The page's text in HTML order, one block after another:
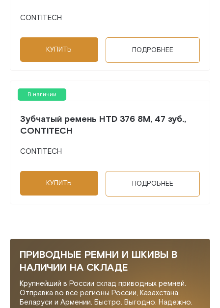
CONTITECH
КУПИТЬ ПОДРОБНЕЕ
В наличии
Зубчатый ремень HTD 376 8M, 47 зуб.,
CONTITECH
CONTITECH
КУПИТЬ ПОДРОБНЕЕ
ПРИВОДНЫЕ РЕМНИ И ШКИВЫ В
НАЛИЧИИ НА СКЛАДЕ
Крупнейший в России склад приводных ремней.
Отправка во все регионы России, Казахстана,
Беларуси и Армении. Быстро. Выгодно. Надежно.